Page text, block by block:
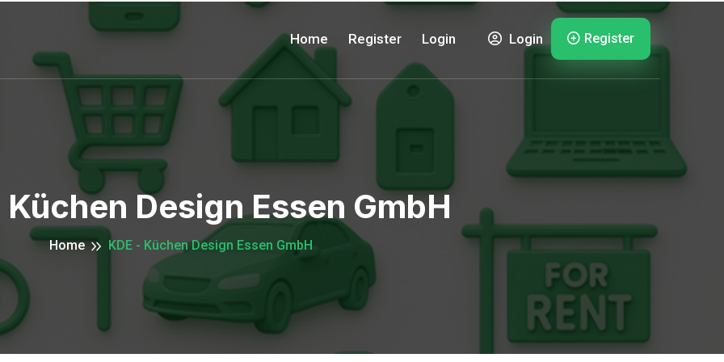
Home Register Login Login Register
Küchen Design Essen GmbH
Home KDE - Küchen Design Essen GmbH